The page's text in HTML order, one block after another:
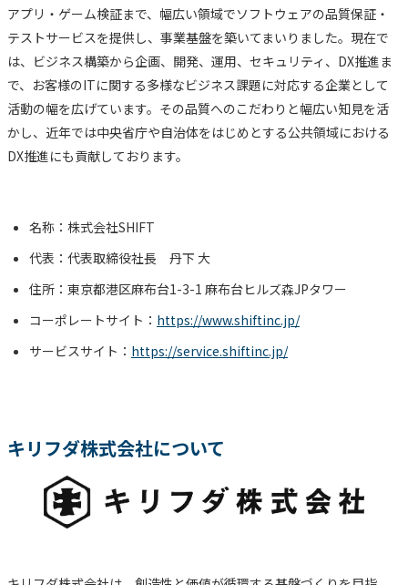
アプリ・ゲーム検証まで、幅広い領域でソフトウェアの品質保証・
テストサービスを提供し、事業基盤を築いてまいりました。現在で
は、ビジネス構築から企画、開発、運用、セキュリティ、DX推進ま
で、お客様のITに関する多様なビジネス課題に対応する企業として
活動の幅を広げています。その品質へのこだわりと幅広い知見を活
かし、近年では中央省庁や自治体をはじめとする公共領域における
DX推進にも貢献しております。
名称：株式会社SHIFT
代表：代表取締役社長 丹下 大
住所：東京都港区麻布台1-3-1 麻布台ヒルズ森JPタワー
コーポレートサイト： https://www.shiftinc.jp/
サービスサイト： https://service.shiftinc.jp/
キリフダ株式会社について